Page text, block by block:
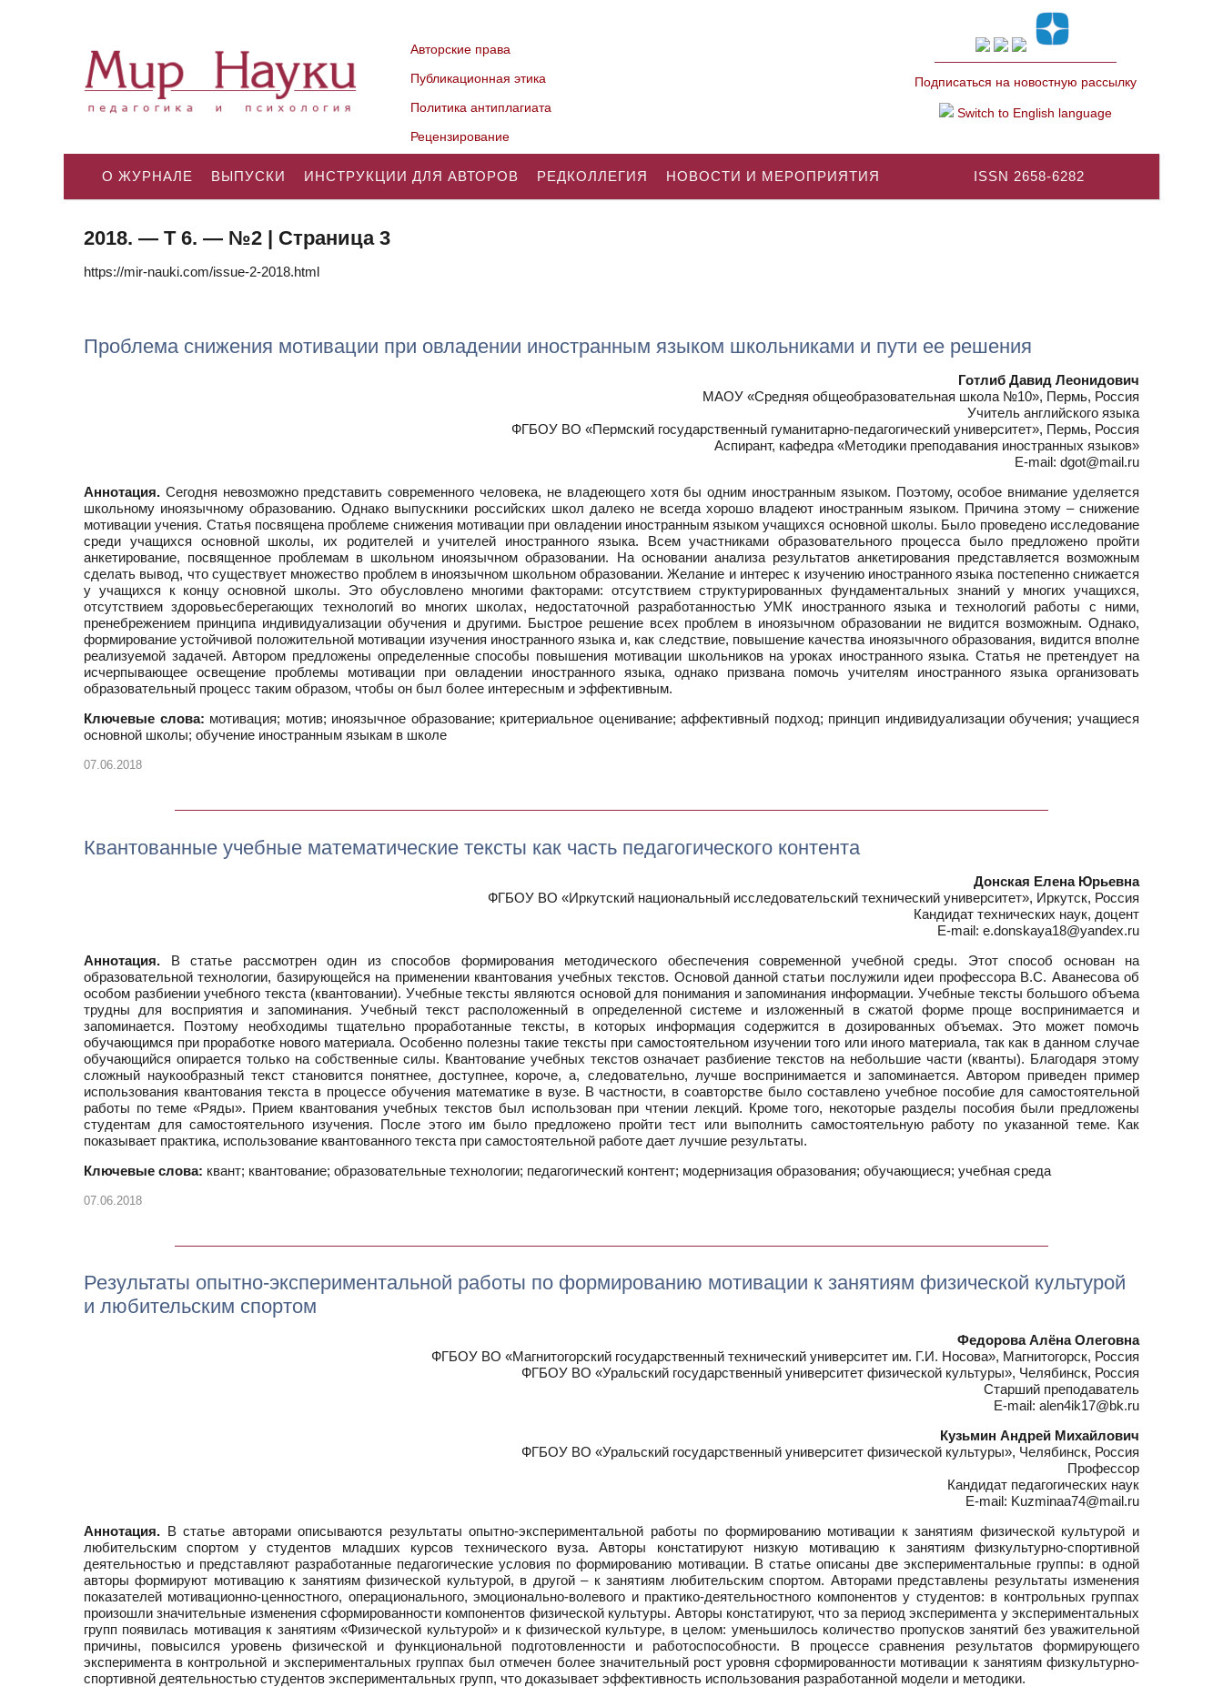
Авторские права
Публикационная этика
Политика антиплагиата
Рецензирование
Подписаться на новостную рассылку
Switch to English language
ISSN 2658-6282
О ЖУРНАЛЕ ВЫПУСКИ ИНСТРУКЦИИ ДЛЯ АВТОРОВ РЕДКОЛЛЕГИЯ НОВОСТИ И МЕРОПРИЯТИЯ
2018. — Т 6. — №2 | Страница 3
https://mir-nauki.com/issue-2-2018.html
Проблема снижения мотивации при овладении иностранным языком школьниками и пути ее решения
Готлиб Давид Леонидович
МАОУ «Средняя общеобразовательная школа №10», Пермь, Россия
Учитель английского языка
ФГБОУ ВО «Пермский государственный гуманитарно-педагогический университет», Пермь, Россия
Аспирант, кафедра «Методики преподавания иностранных языков»
E-mail: dgot@mail.ru
Аннотация. Сегодня невозможно представить современного человека, не владеющего хотя бы одним иностранным языком. Поэтому, особое внимание уделяется
школьному иноязычному образованию. Однако выпускники российских школ далеко не всегда хорошо владеют иностранным языком. Причина этому – снижение
мотивации учения. Статья посвящена проблеме снижения мотивации при овладении иностранным языком учащихся основной школы. Было проведено исследование
среди учащихся основной школы, их родителей и учителей иностранного языка. Всем участниками образовательного процесса было предложено пройти
анкетирование, посвященное проблемам в школьном иноязычном образовании. На основании анализа результатов анкетирования представляется возможным
сделать вывод, что существует множество проблем в иноязычном школьном образовании. Желание и интерес к изучению иностранного языка постепенно снижается
у учащихся к концу основной школы. Это обусловлено многими факторами: отсутствием структурированных фундаментальных знаний у многих учащихся,
отсутствием здоровьесберегающих технологий во многих школах, недостаточной разработанностью УМК иностранного языка и технологий работы с ними,
пренебрежением принципа индивидуализации обучения и другими. Быстрое решение всех проблем в иноязычном образовании не видится возможным. Однако,
формирование устойчивой положительной мотивации изучения иностранного языка и, как следствие, повышение качества иноязычного образования, видится вполне
реализуемой задачей. Автором предложены определенные способы повышения мотивации школьников на уроках иностранного языка. Статья не претендует на
исчерпывающее освещение проблемы мотивации при овладении иностранного языка, однако призвана помочь учителям иностранного языка организовать
образовательный процесс таким образом, чтобы он был более интересным и эффективным.
Ключевые слова: мотивация; мотив; иноязычное образование; критериальное оценивание; аффективный подход; принцип индивидуализации обучения; учащиеся
основной школы; обучение иностранным языкам в школе
07.06.2018
Квантованные учебные математические тексты как часть педагогического контента
Донская Елена Юрьевна
ФГБОУ ВО «Иркутский национальный исследовательский технический университет», Иркутск, Россия
Кандидат технических наук, доцент
E-mail: e.donskaya18@yandex.ru
Аннотация. В статье рассмотрен один из способов формирования методического обеспечения современной учебной среды. Этот способ основан на
образовательной технологии, базирующейся на применении квантования учебных текстов. Основой данной статьи послужили идеи профессора В.С. Аванесова об
особом разбиении учебного текста (квантовании). Учебные тексты являются основой для понимания и запоминания информации. Учебные тексты большого объема
трудны для восприятия и запоминания. Учебный текст расположенный в определенной системе и изложенный в сжатой форме проще воспринимается и
запоминается. Поэтому необходимы тщательно проработанные тексты, в которых информация содержится в дозированных объемах. Это может помочь
обучающимся при проработке нового материала. Особенно полезны такие тексты при самостоятельном изучении того или иного материала, так как в данном случае
обучающийся опирается только на собственные силы. Квантование учебных текстов означает разбиение текстов на небольшие части (кванты). Благодаря этому
сложный наукообразный текст становится понятнее, доступнее, короче, а, следовательно, лучше воспринимается и запоминается. Автором приведен пример
использования квантования текста в процессе обучения математике в вузе. В частности, в соавторстве было составлено учебное пособие для самостоятельной
работы по теме «Ряды». Прием квантования учебных текстов был использован при чтении лекций. Кроме того, некоторые разделы пособия были предложены
студентам для самостоятельного изучения. После этого им было предложено пройти тест или выполнить самостоятельную работу по указанной теме. Как
показывает практика, использование квантованного текста при самостоятельной работе дает лучшие результаты.
Ключевые слова: квант; квантование; образовательные технологии; педагогический контент; модернизация образования; обучающиеся; учебная среда
07.06.2018
Результаты опытно-экспериментальной работы по формированию мотивации к занятиям физической культурой
и любительским спортом
Федорова Алёна Олеговна
ФГБОУ ВО «Магнитогорский государственный технический университет им. Г.И. Носова», Магнитогорск, Россия
ФГБОУ ВО «Уральский государственный университет физической культуры», Челябинск, Россия
Старший преподаватель
E-mail: alen4ik17@bk.ru
Кузьмин Андрей Михайлович
ФГБОУ ВО «Уральский государственный университет физической культуры», Челябинск, Россия
Профессор
Кандидат педагогических наук
E-mail: Kuzminaa74@mail.ru
Аннотация. В статье авторами описываются результаты опытно-экспериментальной работы по формированию мотивации к занятиям физической культурой и
любительским спортом у студентов младших курсов технического вуза. Авторы констатируют низкую мотивацию к занятиям физкультурно-спортивной
деятельностью и представляют разработанные педагогические условия по формированию мотивации. В статье описаны две экспериментальные группы: в одной
авторы формируют мотивацию к занятиям физической культурой, в другой – к занятиям любительским спортом. Авторами представлены результаты изменения
показателей мотивационно-ценностного, операционального, эмоционально-волевого и практико-деятельностного компонентов у студентов: в контрольных группах
произошли значительные изменения сформированности компонентов физической культуры. Авторы констатируют, что за период эксперимента у экспериментальных
групп появилась мотивация к занятиям «Физической культурой» и к физической культуре, в целом: уменьшилось количество пропусков занятий без уважительной
причины, повысился уровень физической и функциональной подготовленности и работоспособности. В процессе сравнения результатов формирующего
эксперимента в контрольной и экспериментальных группах был отмечен более значительный рост уровня сформированности мотивации к занятиям физкультурно-
спортивной деятельностью студентов экспериментальных групп, что доказывает эффективность использования разработанной модели и методики.